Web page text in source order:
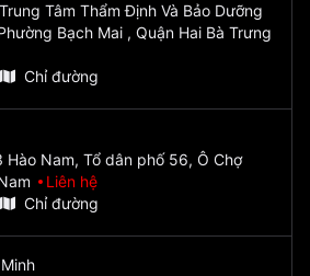
Tâm Thẩm Định Và Bảo Dưỡng
Bạch Mai , Quận Hai Bà Trưng
Chỉ đường
Hào Nam, Tổ dân phố 56, Ô Chợ
Liên hệ
Chỉ đường